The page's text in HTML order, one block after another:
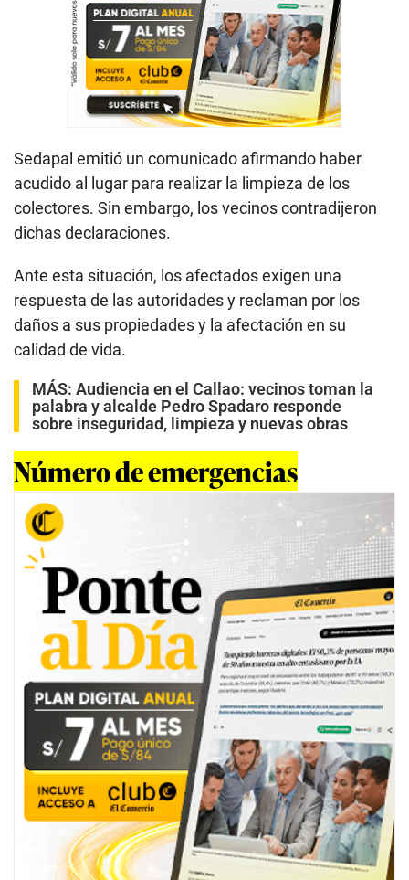
Sedapal emitió un comunicado afirmando haber
acudido al lugar para realizar la limpieza de los
colectores. Sin embargo, los vecinos contradijeron
dichas declaraciones.
Ante esta situación, los afectados exigen una
respuesta de las autoridades y reclaman por los
daños a sus propiedades y la afectación en su
calidad de vida.
MÁS: Audiencia en el Callao: vecinos toman la
palabra y alcalde Pedro Spadaro responde
sobre inseguridad, limpieza y nuevas obras
Número de emergencias